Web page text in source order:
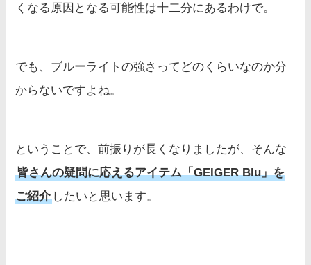
くなる原因となる可能性は十二分にあるわけで。
でも、ブルーライトの強さってどのくらいなのか分
からないですよね。
ということで、前振りが長くなりましたが、そんな
皆さんの疑問に応えるアイテム「GEIGER Blu」を
ご紹介 したいと思います。